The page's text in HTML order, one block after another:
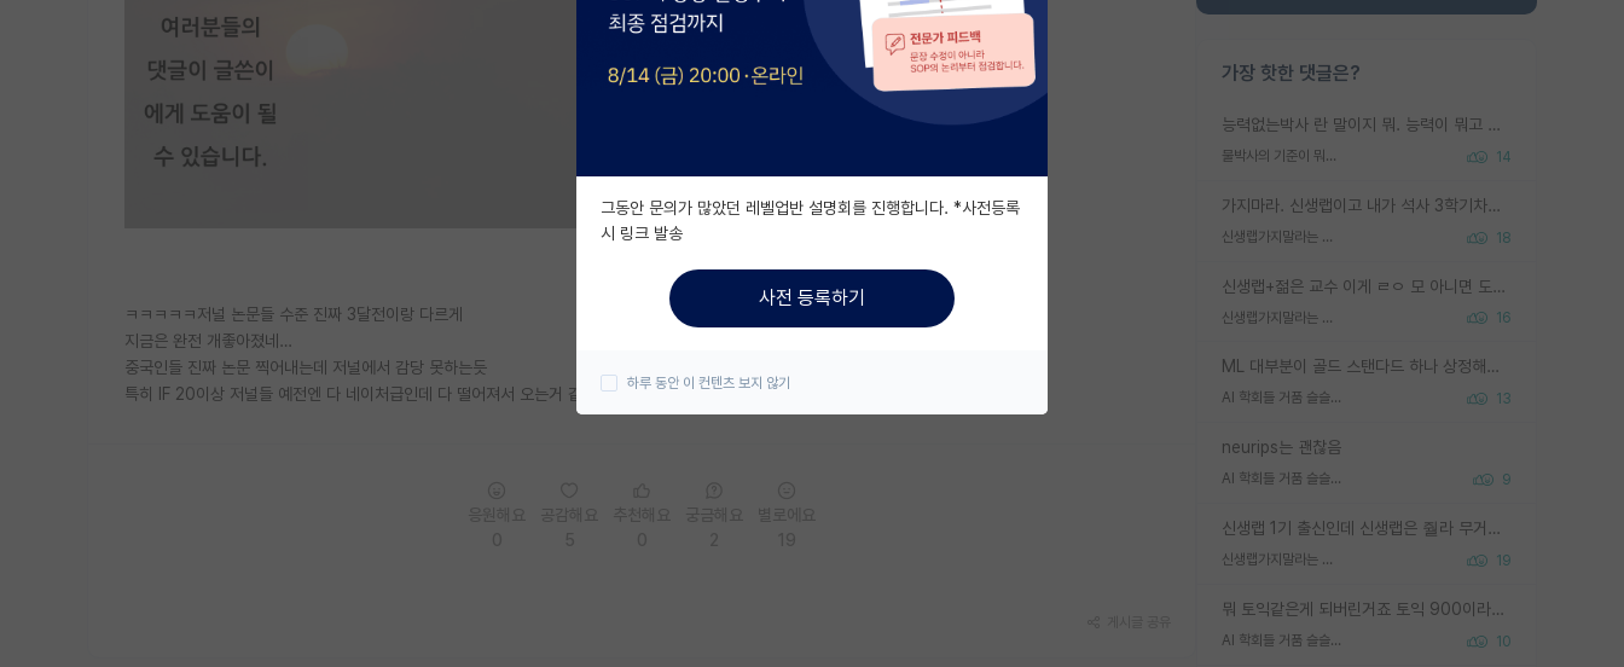
가장 핫한 댓글은?
능력없는박사 란 말이지 뭐. 능력이 뭐고 능력이 있다는게 뭔지는 사람마다 기준이 다르니까 얘기해봐야 서로 자기 기준만 얘기해서 논쟁이 끝이 안나고. 주위에서 능력있고 야심있는 신입생이 교수가 유의미한 피드백을 아예 안주면서 제대로된 과제에 참여해볼 기회도 제공하지 않고 잡일 뺑뺑이만 돌려서 맨날 단순작업만 하면서 밤새다가 눈빛이 점점 죽어가는걸 본 사람은 물박사는 교수탓이라고 하고, 교수는 이것저것 알려도 주고 기회도 주고 사수 동기 붙여주면서 어떻게든 끌고가려고 하는데 본인이 매일 뺀질거리면서 출근 하는둥마는둥 하다가 기껏 와서도 폰이나 쳐다보다가 실험 망치고 저녁약속있어서 먼저 가볼게요~ 하는걸 본 사람은 물박사는 본인탓이라고 함.
물박사의 기준이 뭐임? 14
가지마라. 신생랩이고 내가 석사 3학기차인데 최고참인데 나도 아무것도 모르는데 교수가 후배들 왜 논문 교육 안시키냐. 논문 왜 안 써오냐 닦달한다
신생랩가지말라는 이유가 있었구나 18
신생랩+젊은 교수 이게 ㄹㅇ 모 아니면 도인듯.
신생랩가지말라는 이유가 있었구나 16
ML 대부분이 골드 스탠다드 하나 상정해놓고 (벤치마크 데이터셋이 여러 개면 여러 개 상정) 그거 얼마나 잘 맞추나 싸움임 가끔 번뜩이는 설계 철학을 보여주는 논문들도 있지만 대부분 그거 성적 얼마나 더 올리느라에 혈안이 되어 있는 측면이 잇음
AI 학회들 거품 슬슬 지적이 나오네요 13
neurips는 괜찮음
AI 학회들 거품 슬슬 지적이 나오네요 9
신생랩 1기 출신인데 신생랩은 줠라 무거운 바벨 같은거임. 들면 대박인데 못들면 깔려 죽음. 아무도 알려주지 않는 환경에서 자생해야하지만, 일단 살아남았다면 그 어떤 사람보다 악착같고 생존력 높은 사람으로 거듭날 수 있음
신생랩가지말라는 이유가 있었구나 19
뭐 토익같은게 되버린거죠 토익 900이라고 영어잘하는건 아닙니다만 잘하는사람은 다 900을 넘는 그런
AI 학회들 거품 슬슬 지적이 나오네요 10
ㅋㅋㅋㅋㅋ저널 논문들 수준 진짜 3달전이랑 다르게
지금은 완전 개좋아졌네…
중국인들 진짜 논문 찍어내는데 저널에서 감당 못하는듯
특히 IF 20이상 저널들 예전엔 다 네이처급인데 다 떨어져서 오는거 같은 느낌….
그동안 문의가 많았던 레벨업반 설명회를 진행합니다. *사전등록
시 링크 발송
사전 등록하기
하루 동안 이 컨텐츠 보지 않기